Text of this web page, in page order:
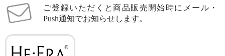
ご登録いただくと商品販売開始時にメール・
Push通知でお知らせします。